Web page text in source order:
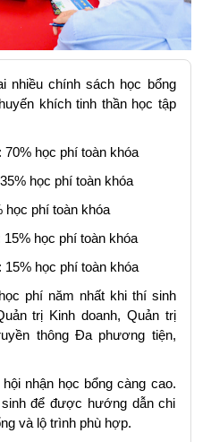
nhiều chính sách học bổng
khích tinh thần học tập
70% học phí toàn khóa
học phí toàn khóa
học phí toàn khóa
học phí toàn khóa
học phí toàn khóa
phí năm nhất khi thí sinh
trị Kinh doanh, Quản trị
thông Đa phương tiện,
nhận học bổng càng cao.
để được hướng dẫn chi
và lộ trình phù hợp.